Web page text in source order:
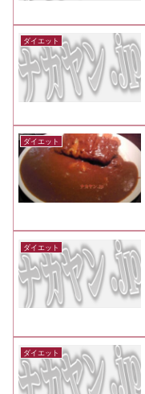
ダイエット
ダイエット
ダイエット
ダイエット